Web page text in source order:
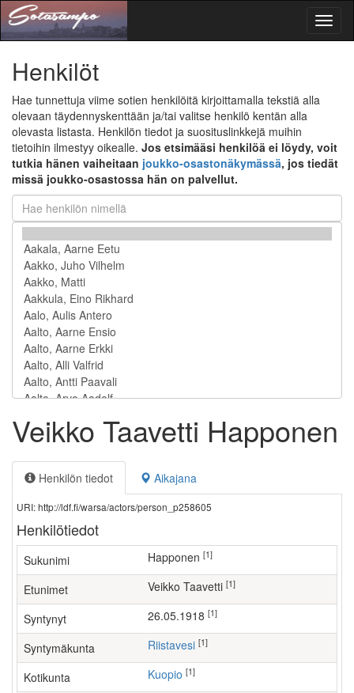
Henkilöt
Hae tunnettuja viime sotien henkilöitä kirjoittamalla tekstiä alla
olevaan täydennyskenttään ja/tai valitse henkilö kentän alla
olevasta listasta. Henkilön tiedot ja suosituslinkkejä muihin
tietoihin ilmestyy oikealle. Jos etsimääsi henkilöä ei löydy, voit
tutkia hänen vaiheitaan joukko-osastonäkymässä, jos tiedät
missä joukko-osastossa hän on palvellut.
Veikko Taavetti Happonen
Henkilön tiedot Aikajana
URI: http://ldf.fi/warsa/actors/person_p258605
Henkilötiedot
Sukunimi Happonen [1]
Etunimet Veikko Taavetti [1]
Syntynyt 26.05.1918 [1]
Syntymäkunta Riistavesi [1]
Kotikunta Kuopio [1]